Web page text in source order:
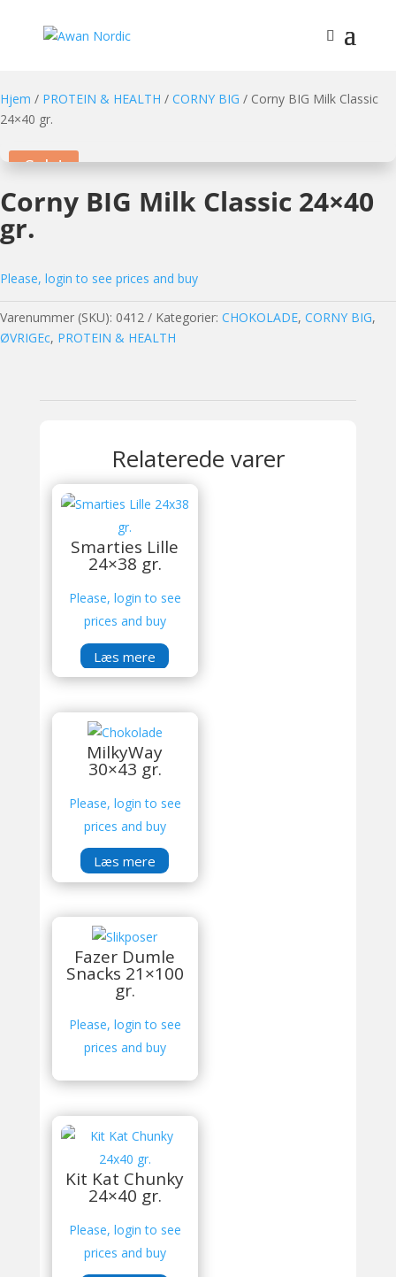
Hjem / PROTEIN & HEALTH / CORNY BIG / Corny BIG Milk Classic
24×40 gr.
Sale!
Corny BIG Milk Classic 24×40
gr.
Please, login to see prices and buy
Varenummer (SKU): 0412 Kategorier: CHOKOLADE, CORNY BIG,
ØVRIGEc, PROTEIN & HEALTH
Relaterede varer
Smarties Lille
24×38 gr.
Please, login to see
prices and buy
Læs mere
MilkyWay
30×43 gr.
Please, login to see
prices and buy
Læs mere
Fazer Dumle
Snacks 21×100
gr.
Please, login to see
prices and buy
Kit Kat Chunky
24×40 gr.
Please, login to see
prices and buy